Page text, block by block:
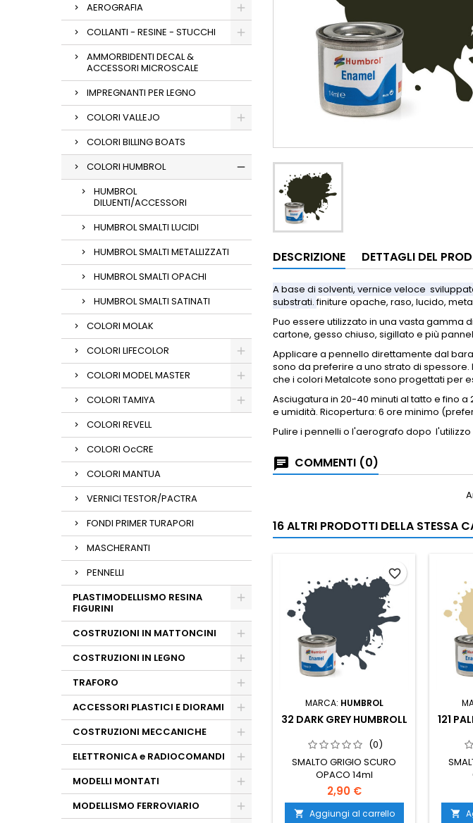
AEROGRAFIA
COLLANTI - RESINE - STUCCHI
AMMORBIDENTI DECAL &
ACCESSORI MICROSCALE
IMPREGNANTI PER LEGNO
COLORI VALLEJO
COLORI BILLING BOATS
COLORI HUMBROL
HUMBROL
DILUENTI/ACCESSORI
HUMBROL SMALTI LUCIDI
HUMBROL SMALTI METALLIZZATI
HUMBROL SMALTI OPACHI
HUMBROL SMALTI SATINATI
COLORI MOLAK
COLORI LIFECOLOR
COLORI MODEL MASTER
COLORI TAMIYA
COLORI REVELL
COLORI OcCRE
COLORI MANTUA
VERNICI TESTOR/PACTRA
FONDI PRIMER TURAPORI
MASCHERANTI
PENNELLI
PLASTIMODELLISMO RESINA
FIGURINI
COSTRUZIONI IN MATTONCINI
COSTRUZIONI IN LEGNO
TRAFORO
ACCESSORI PLASTICI E DIORAMI
COSTRUZIONI MECCANICHE
ELETTRONICA e RADIOCOMANDI
MODELLI MONTATI
MODELLISMO FERROVIARIO
DESCRIZIONE DETTAGLI DEL
A base di solventi, vernice veloce
substrati.finiture opache, raso, lucido,
Puo essere utilizzato in una vasta gamma
cartone, gesso chiuso, sigillato e più
Applicare a pennello direttamente dal
sono da preferire a uno strato di spessore.
che i colori Metalcote sono progettati per
Asciugatura in 20-40 minuti al tatto e fino
e umidità. Ricopertura: 6 ore minimo
Pulire i pennelli o l'aerografo dopo
COMMENTI (0)
16 ALTRI PRODOTTI DELLA STESSA
MARCA: HUMBROL
32 DARK GREY HUMBROLL
(0)
SMALTO GRIGIO SCURO
OPACO 14ml
2,90 €
 Aggiungi al carrello
favorite_border
121
